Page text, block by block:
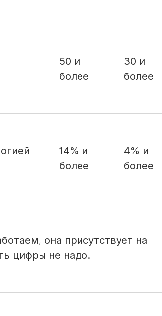
50 и
более
30 и
более
14% и
более
4% и
более
она присутствует на
цифры не надо.